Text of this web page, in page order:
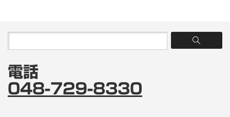
電話
048-729-8330